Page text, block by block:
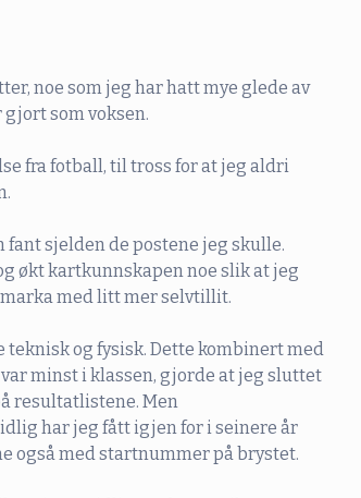
noe som jeg har hatt mye glede av
som voksen.
fra fotball, til tross for at jeg aldri
sjelden de postene jeg skulle.
økt kartkunnskapen noe slik at jeg
med litt mer selvtillit.
og fysisk. Dette kombinert med
minst i klassen, gjorde at jeg sluttet
resultatlistene. Men
har jeg fått igjen for i seinere år
også med startnummer på brystet.